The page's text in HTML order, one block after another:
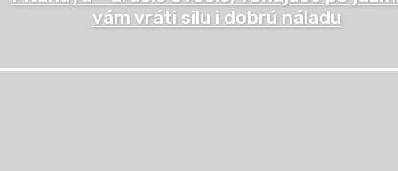
vám vráti silu i dobrú náladu